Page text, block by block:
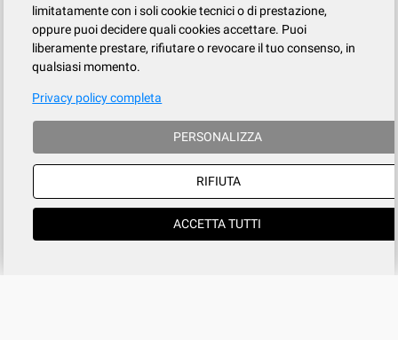
limitatamente con i soli cookie tecnici o di prestazione,
oppure puoi decidere quali cookies accettare. Puoi
liberamente prestare, rifiutare o revocare il tuo consenso, in
qualsiasi momento.
Privacy policy completa
PERSONALIZZA
RIFIUTA
ACCETTA TUTTI